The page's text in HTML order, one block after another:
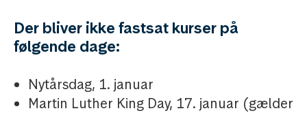
Der bliver ikke fastsat kurser på
følgende dage:
Nytårsdag, 1. januar
Martin Luther King Day, 17. januar (gælder